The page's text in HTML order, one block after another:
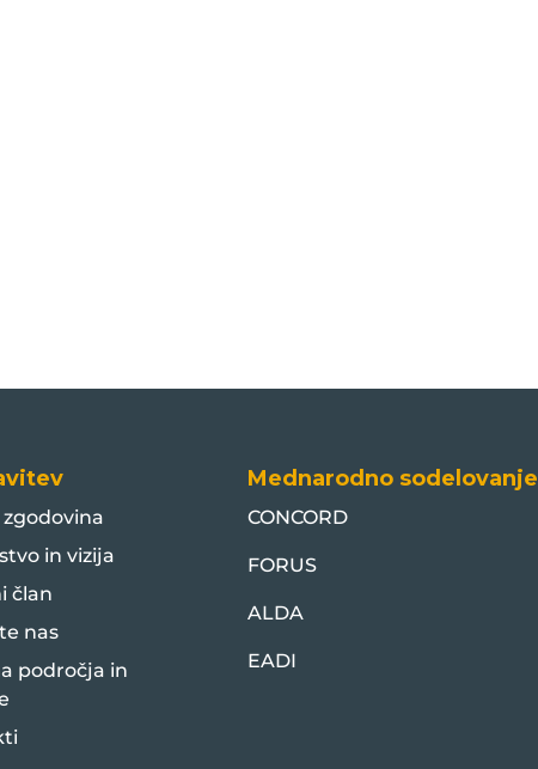
in vizija
član
nas
področja in
Mednarodno sodelovanje
CONCORD
FORUS
ALDA
EADI